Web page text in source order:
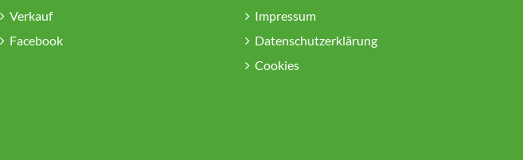
Verkauf
Facebook
Impressum
Datenschutzerklärung
Cookies